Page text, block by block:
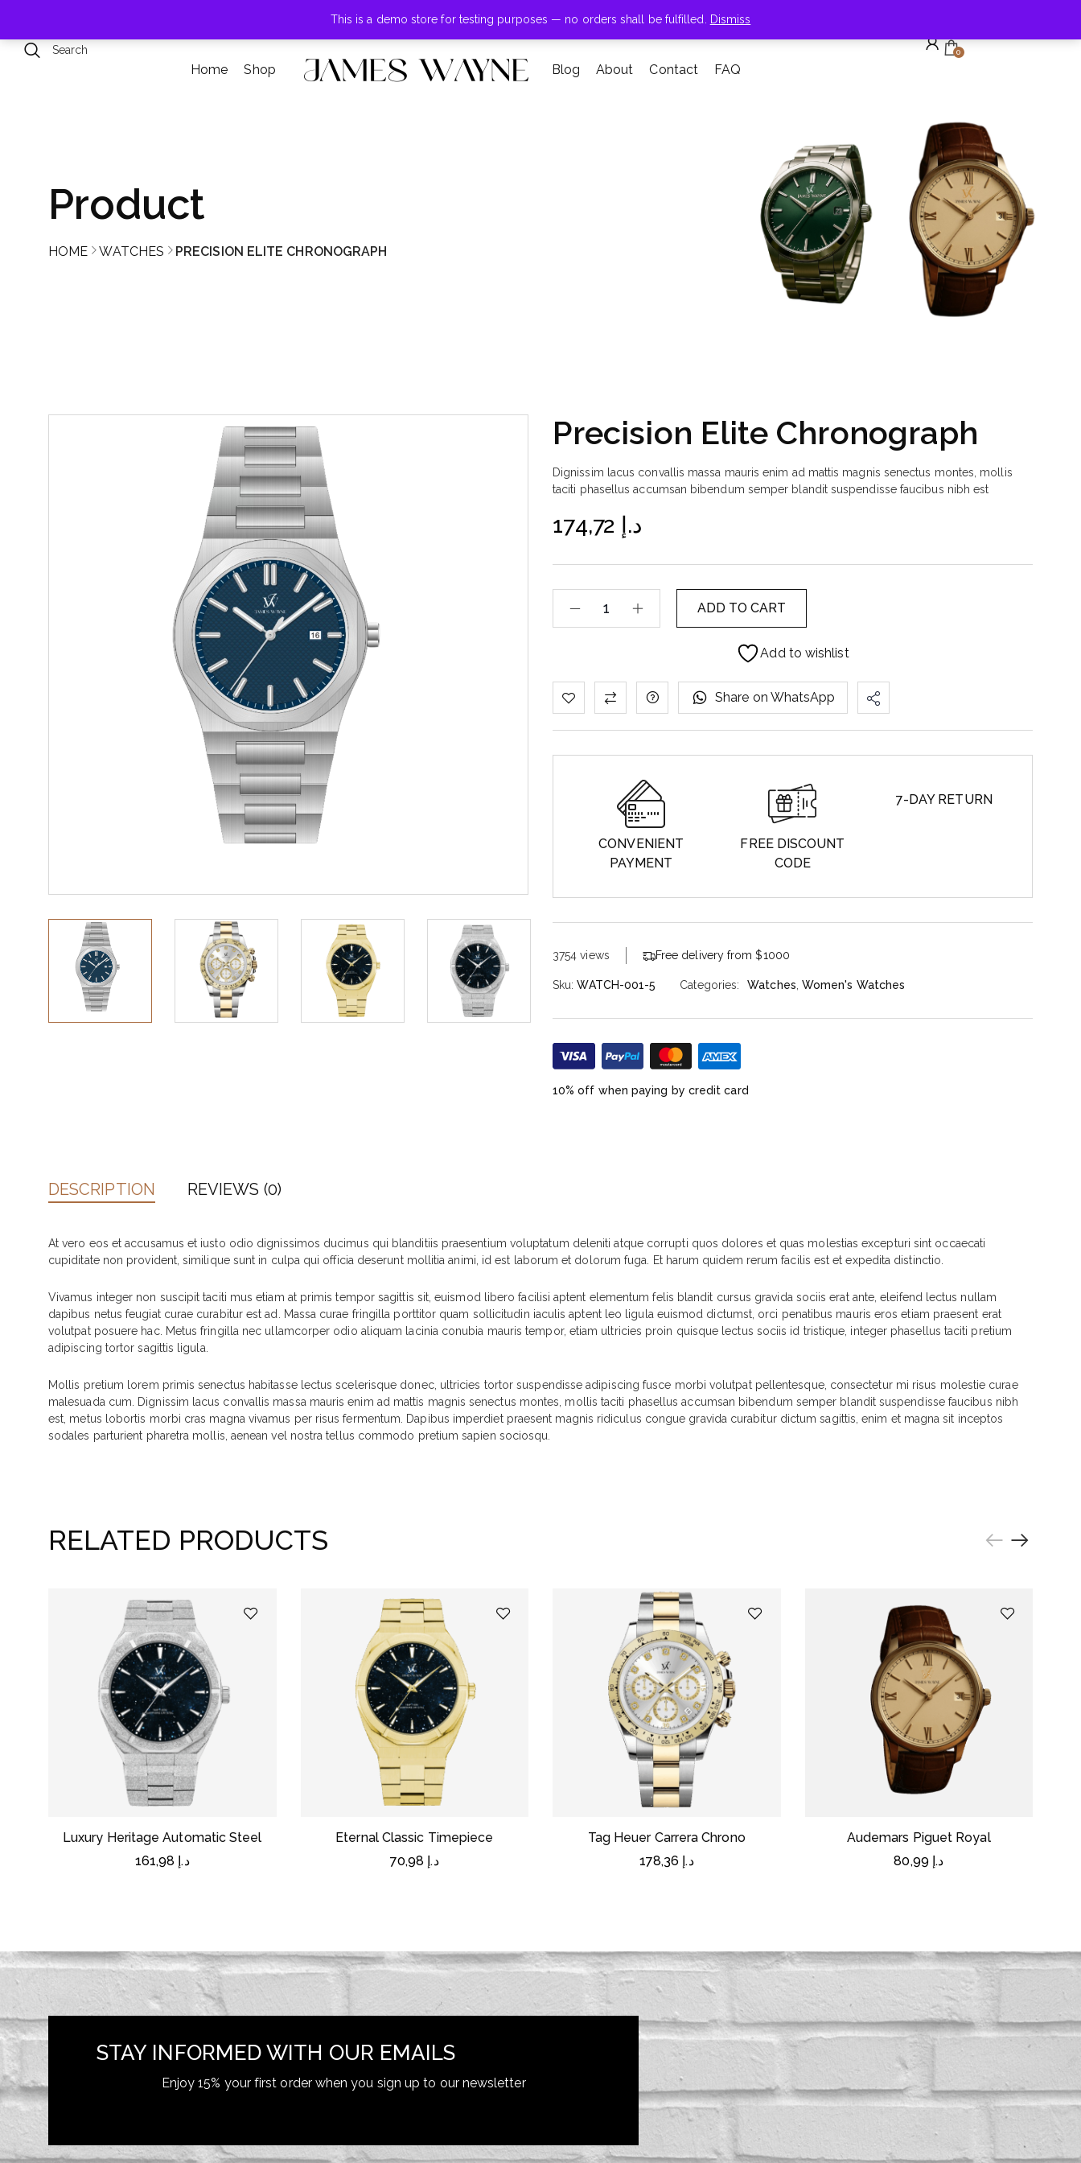
This is a demo store for testing purposes — no orders shall be fulfilled. Dismiss
+855-123-4547
Home Shop Blog About Contact FAQ
0
Product
HOME WATCHES PRECISION ELITE CHRONOGRAPH
Precision Elite Chronograph
Dignissim lacus convallis massa mauris enim ad mattis magnis senectus montes, mollis
taciti phasellus accumsan bibendum semper blandit suspendisse faucibus nibh est
د.إ
ADD TO CART
Add to wishlist
Share on WhatsApp
CONVENIENT
PAYMENT
FREE DISCOUNT
CODE
7-DAY RETURN
3754 views Free delivery from $1000
Sku: WATCH-001-5 Categories: Watches Women's Watches
10% off when paying by credit card
DESCRIPTION REVIEWS (0)
At vero eos et accusamus et iusto odio dignissimos ducimus qui blanditiis praesentium voluptatum deleniti atque corrupti quos dolores et quas molestias excepturi sint occaecati
cupiditate non provident, similique sunt in culpa qui officia deserunt mollitia animi, id est laborum et dolorum fuga. Et harum quidem rerum facilis est et expedita distinctio.
Vivamus integer non suscipit taciti mus etiam at primis tempor sagittis sit, euismod libero facilisi aptent elementum felis blandit cursus gravida sociis erat ante, eleifend lectus nullam
dapibus netus feugiat curae curabitur est ad. Massa curae fringilla porttitor quam sollicitudin iaculis aptent leo ligula euismod dictumst, orci penatibus mauris eros etiam praesent erat
volutpat posuere hac. Metus fringilla nec ullamcorper odio aliquam lacinia conubia mauris tempor, etiam ultricies proin quisque lectus sociis id tristique, integer phasellus taciti pretium
adipiscing tortor sagittis ligula.
Mollis pretium lorem primis senectus habitasse lectus scelerisque donec, ultricies tortor suspendisse adipiscing fusce morbi volutpat pellentesque, consectetur mi risus molestie curae
malesuada cum. Dignissim lacus convallis massa mauris enim ad mattis magnis senectus montes, mollis taciti phasellus accumsan bibendum semper blandit suspendisse faucibus nibh
est, metus lobortis morbi cras magna vivamus per risus fermentum. Dapibus imperdiet praesent magnis ridiculus congue gravida curabitur dictum sagittis, enim et magna sit inceptos
sodales parturient pharetra mollis, aenean vel nostra tellus commodo pretium sapien sociosqu.
RELATED PRODUCTS
Luxury Heritage Automatic Steel
د.إ
Eternal Classic Timepiece
د.إ
Tag Heuer Carrera Chrono
د.إ
Audemars Piguet Royal
د.إ 80,99
STAY INFORMED WITH OUR EMAILS
Enjoy 15% your first order when you sign up to our newsletter